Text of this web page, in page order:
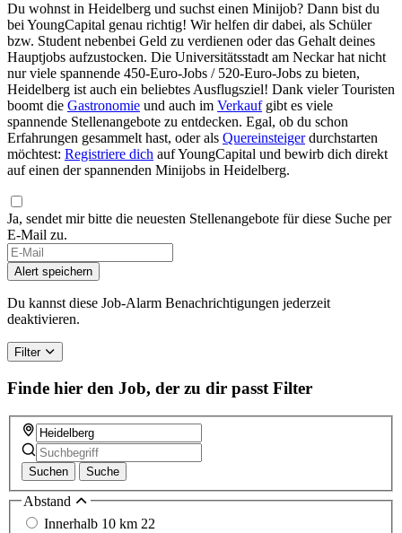
Du wohnst in Heidelberg und suchst einen Minijob? Dann bist du
bei YoungCapital genau richtig! Wir helfen dir dabei, als Schüler
bzw. Student nebenbei Geld zu verdienen oder das Gehalt deines
Hauptjobs aufzustocken. Die Universitätsstadt am Neckar hat nicht
nur viele spannende 450-Euro-Jobs / 520-Euro-Jobs zu bieten,
Heidelberg ist auch ein beliebtes Ausflugsziel! Dank vieler Touristen
boomt die Gastronomie und auch im Verkaufgibt es viele
spannende Stellenangebote zu entdecken. Egal, ob du schon
Erfahrungen gesammelt hast, oder als Quereinsteigerdurchstarten
möchtest: Registriere dich auf YoungCapital und bewirb dich direkt
auf einen der spannenden Minijobs in Heidelberg.
Ja, sendet mir bitte die neuesten Stellenangebote für diese Suche per
E-Mail zu.
Alert speichern
Du kannst diese Job-Alarm Benachrichtigungen jederzeit
deaktivieren.
Filter
Finde hier den Job, der zu dir passt Filter
Suchen Suche
Abstand
Innerhalb 10 km 22